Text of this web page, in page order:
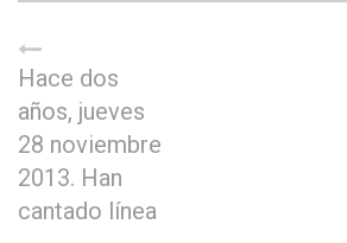
Hace dos
años, jueves
28 noviembre
2013. Han
cantado línea